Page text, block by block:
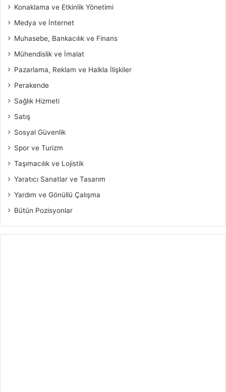
Konaklama ve Etkinlik Yönetimi
Medya ve İnternet
Muhasebe, Bankacılık ve Finans
Mühendislik ve İmalat
Pazarlama, Reklam ve Halkla İlişkiler
Perakende
Sağlık Hizmeti
Satış
Sosyal Güvenlik
Spor ve Turizm
Taşımacılık ve Lojistik
Yaratıcı Sanatlar ve Tasarım
Yardım ve Gönüllü Çalışma
Bütün Pozisyonlar